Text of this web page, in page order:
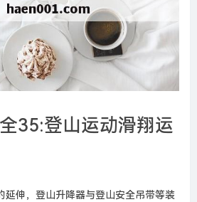
35:登山运动滑翔运
延伸，登山升降器与登山安全吊带等装